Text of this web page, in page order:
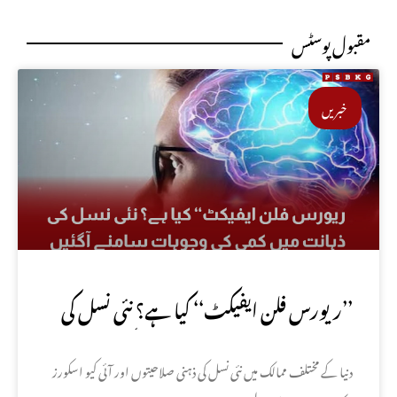
مقبول پوسٹس
خبریں
’’ریورس فلن ایفیکٹ‘‘ کیا ہے؟ نئی نسل کی
ذہانت میں کمی کی وجوہات سامنے آگئیں
دنیا کے مختلف ممالک میں نئی نسل کی ذہنی صلاحیتوں اور آئی کیو اسکورز